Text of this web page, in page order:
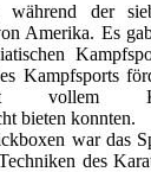
während der
Amerika. Es
Kampfsports
vollem
bieten konnten.
war das
des